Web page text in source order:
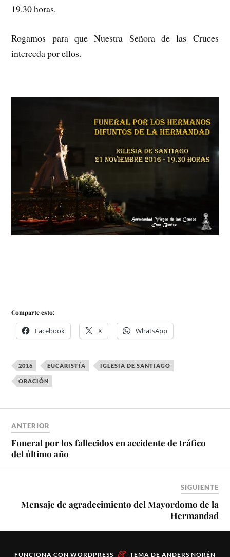
19.30 horas.
Rogamos para que Nuestra Señora de las Cruces
interceda por ellos.
Comparte esto:
Facebook X WhatsApp
2016 EUCARISTÍA IGLESIA DE SANTIAGO
ORACIÓN
ANTERIOR
Funeral por los fallecidos en accidente de tráfico
del último año
SIGUIENTE
Mensaje de agradecimiento del Mayordomo de la
Hermandad
FUNCIONA CON WORDPRESS & TEMA DE ANDERS NORÉN